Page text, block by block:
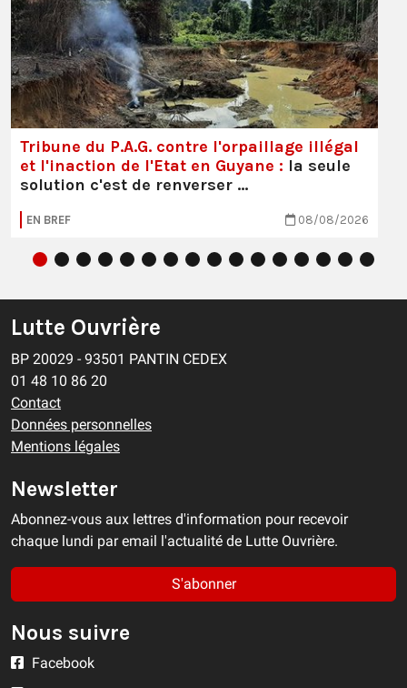
Tribune du P.A.G. contre l'orpaillage illégal
et l'inaction de l'Etat en Guyane : la seule
solution c'est de renverser …
EN BREF 08/08/2026
Lutte Ouvrière
BP 20029 - 93501 PANTIN CEDEX
01 48 10 86 20
Contact
Données personnelles
Mentions légales
Newsletter
Abonnez-vous aux lettres d'information pour recevoir
chaque lundi par email l'actualité de Lutte Ouvrière.
S'abonner
Nous suivre
Facebook